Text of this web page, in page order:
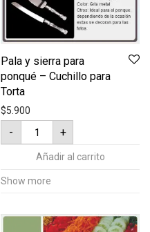
Pala y sierra para
ponqué – Cuchillo para
Torta
$5.900
-
Pala
sierra
para
ponqué
Cuchillo
cantidad
+
Añadir al carrito
Show more